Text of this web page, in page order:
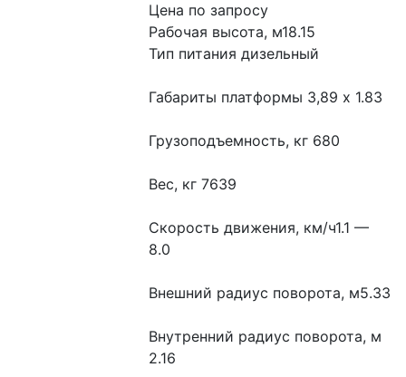
Цена по запросу
Рабочая высота, м18.15
Тип питания дизельный
Габариты платформы 3,89 x 1.83
Грузоподъемность, кг 680
Вес, кг 7639
Скорость движения, км/ч1.1 —
8.0
Внешний радиус поворота, м5.33
Внутренний радиус поворота, м
2.16